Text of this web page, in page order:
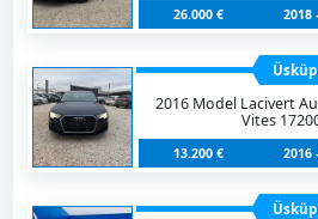
26.000 € 2018
2016 Model Lacivert
Vites
13.200 € 2016